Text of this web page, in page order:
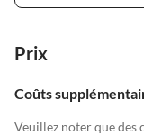
Prix
Coûts
Veuillez noter que des